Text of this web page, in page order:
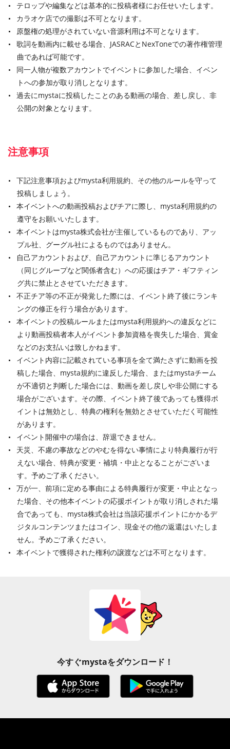
テロップや編集などは基本的に投稿者様にお任せいたします。
カラオケ店での撮影は不可となります。
原盤権の処理がされていない音源利用は不可となります。
歌詞を動画内に載せる場合、JASRACとNexToneでの著作権管理
曲であれば可能です。
同一人物が複数アカウントでイベントに参加した場合、イベン
トへの参加が取り消しとなります。
過去にmystaに投稿したことのある動画の場合、差し戻し、非
公開の対象となります。
注意事項
下記注意事項およびmysta利用規約、その他のルールを守って
投稿しましょう。
本イベントへの動画投稿およびチアに際し、mysta利用規約の
遵守をお願いいたします。
本イベントはmysta株式会社が主催しているものであり、アッ
プル社、グーグル社によるものではありません。
自己アカウントおよび、自己アカウントに準じるアカウント
（同じグループなど関係者含む）への応援はチア・ギフティン
グ共に禁止とさせていただきます。
不正チア等の不正が発覚した際には、イベント終了後にランキ
ングの修正を行う場合があります。
本イベントの投稿ルールまたはmysta利用規約への違反などに
より動画投稿者本人がイベント参加資格を喪失した場合、賞金
などのお支払いは致しかねます。
イベント内容に記載されている事項を全て満たさずに動画を投
稿した場合、mysta規約に違反した場合、またはmystaチーム
が不適切と判断した場合には、動画を差し戻しや非公開にする
場合がございます。その際、イベント終了後であっても獲得ポ
イントは無効とし、特典の権利を無効とさせていただく可能性
があります。
イベント開催中の場合は、辞退できません。
天災、不慮の事故などのやむを得ない事情により特典履行が行
えない場合、特典が変更・補填・中止となることがございま
す。予めご了承ください。
万が一、前項に定める事由による特典履行が変更・中止となっ
た場合、その他本イベントの応援ポイントが取り消しされた場
合であっても、mysta株式会社は当該応援ポイントにかかるデ
ジタルコンテンツまたはコイン、現金その他の返還はいたしま
せん。予めご了承ください。
本イベントで獲得された権利の譲渡などは不可となります。
今すぐmystaをダウンロード！